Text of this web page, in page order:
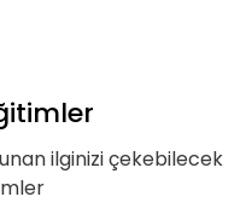
ilginizi çekebilecek